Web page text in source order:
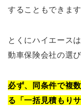
することもできます
とくにハイエース
動車保険会社の選
必ず、同条件で複
る「一括見積もり